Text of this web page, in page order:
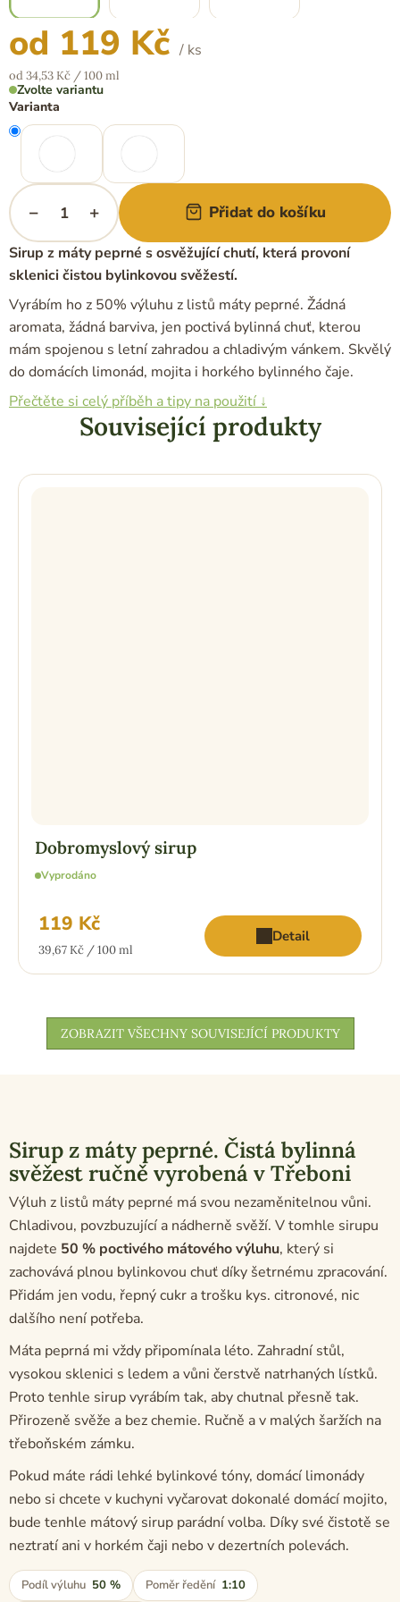
od 119 Kč / ks
Měrná
cena:
od 34,53 Kč / 100 ml
Zvolte variantu
Varianta
+
− Přidat do košíku
Sirup z máty peprné s osvěžující chutí, která provoní
sklenici čistou bylinkovou svěžestí.
Vyrábím ho z 50% výluhu z listů máty peprné. Žádná
aromata, žádná barviva, jen poctivá bylinná chuť, kterou
mám spojenou s letní zahradou a chladivým vánkem. Skvělý
do domácích limonád, mojita i horkého bylinného čaje.
Přečtěte si celý příběh a tipy na použití ↓
Související produkty
Dobromyslový sirup
Vyprodáno
119 Kč
Měrná
39,67 Kč / 100 ml
Detail
ZOBRAZIT VŠECHNY SOUVISEJÍCÍ PRODUKTY
Sirup z máty peprné. Čistá bylinná
svěžest ručně vyrobená v Třeboni
Výluh z listů máty peprné má svou nezaměnitelnou vůni.
Chladivou, povzbuzující a nádherně svěží. V tomhle sirupu
najdete 50 % poctivého mátového výluhu, který si
zachovává plnou bylinkovou chuť díky šetrnému zpracování.
Přidám jen vodu, řepný cukr a trošku kys. citronové, nic
dalšího není potřeba.
Máta peprná mi vždy připomínala léto. Zahradní stůl,
vysokou sklenici s ledem a vůni čerstvě natrhaných lístků.
Proto tenhle sirup vyrábím tak, aby chutnal přesně tak.
Přirozeně svěže a bez chemie. Ručně a v malých šaržích na
třeboňském zámku.
Pokud máte rádi lehké bylinkové tóny, domácí limonády
nebo si chcete v kuchyni vyčarovat dokonalé domácí mojito,
bude tenhle mátový sirup parádní volba. Díky své čistotě se
neztratí ani v horkém čaji nebo v dezertních polevách.
Podíl výluhu 50 % Poměr ředění 1:10